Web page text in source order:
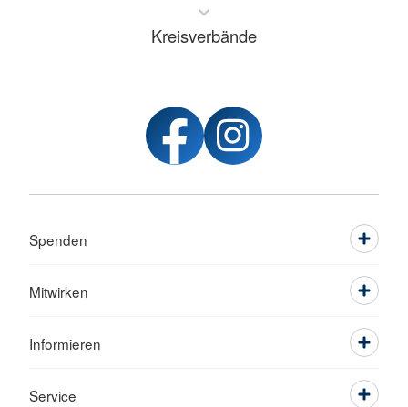
Kreisverbände
Spenden
Mitwirken
Informieren
Service